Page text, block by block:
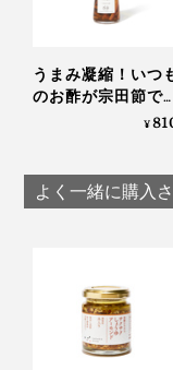
だし醤油とだし
の割合で混ぜる
餃子や小籠包の
うまみ凝縮！いつ
のお酢が宗田節で輝
きだす、つぎ足し
COMPANY
¥
よく一緒に購入